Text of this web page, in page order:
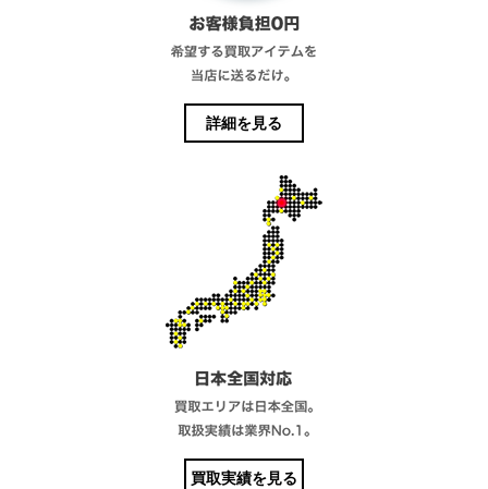
詳細を見る
買取実績を見る